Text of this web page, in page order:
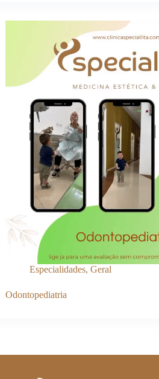
Especialidades,Geral
Odontopediatria